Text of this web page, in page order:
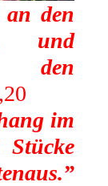
den
und
den
im